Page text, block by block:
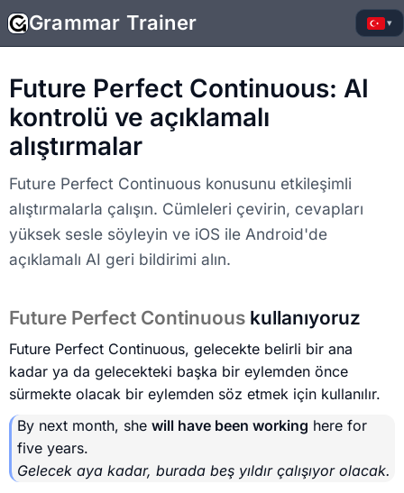
Grammar Trainer ▾
Future Perfect Continuous: AI
kontrolü ve açıklamalı
alıştırmalar
Future Perfect Continuous konusunu etkileşimli
alıştırmalarla çalışın. Cümleleri çevirin, cevapları
yüksek sesle söyleyin ve iOS ile Android'de
açıklamalı AI geri bildirimi alın.
Future Perfect Continuous kullanıyoruz
Future Perfect Continuous, gelecekte belirli bir ana
kadar ya da gelecekteki başka bir eylemden önce
sürmekte olacak bir eylemden söz etmek için kullanılır.
By next month, she will have been working here for
five years.
Gelecek aya kadar, burada beş yıldır çalışıyor olacak.